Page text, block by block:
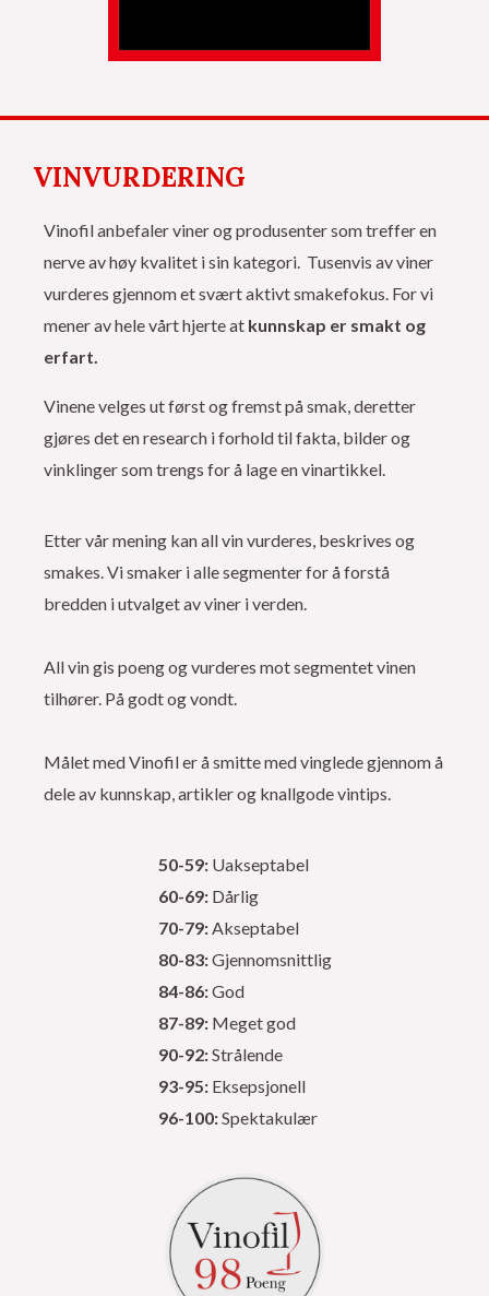
VINVURDERING
Vinofil anbefaler viner og produsenter som treffer en
nerve av høy kvalitet i sin kategori. Tusenvis av viner
vurderes gjennom et svært aktivt smakefokus. For vi
mener av hele vårt hjerte at kunnskap er smakt og
erfart.
Vinene velges ut først og fremst på smak, deretter
gjøres det en research i forhold til fakta, bilder og
vinklinger som trengs for å lage en vinartikkel.
Etter vår mening kan all vin vurderes, beskrives og
smakes. Vi smaker i alle segmenter for å forstå
bredden i utvalget av viner i verden.
All vin gis poeng og vurderes mot segmentet vinen
tilhører. På godt og vondt.
Målet med Vinofil er å smitte med vinglede gjennom å
dele av kunnskap, artikler og knallgode vintips.
50-59:Uakseptabel
60-69:Dårlig
70-79:Akseptabel
80-83:Gjennomsnittlig
84-86:God
87-89:Meget god
90-92:Strålende
93-95:Eksepsjonell
96-100:Spektakulær